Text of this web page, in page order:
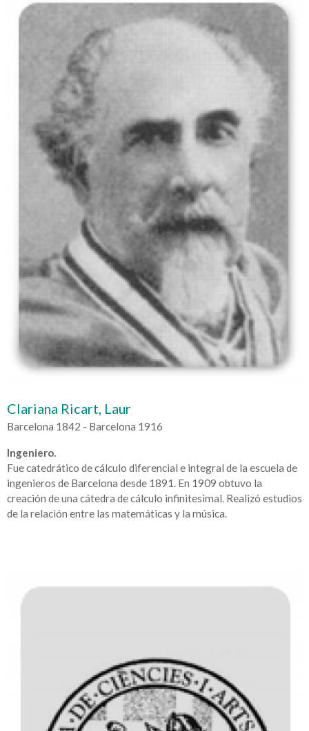
Clariana Ricart, Laur
Barcelona 1842 - Barcelona 1916
Ingeniero.
Fue catedrático de cálculo diferencial e integral de la escuela de
ingenieros de Barcelona desde 1891. En 1909 obtuvo la
creación de una cátedra de cálculo infinitesimal. Realizó estudios
de la relación entre las matemáticas y la música.